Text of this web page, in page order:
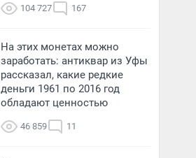
104 727 167
На этих монетах можно
заработать: антиквар из Уфы
рассказал, какие редкие
деньги 1961 по 2016 год
обладают ценностью
46 859 11